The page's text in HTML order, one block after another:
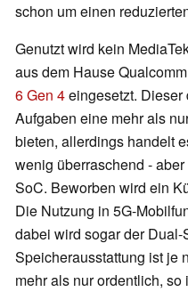
schon um einen
Genutzt wird kein
aus dem Hause
6 Gen 4eingesetzt.
Aufgaben eine mehr als
bieten, allerdings handelt
wenig überraschend -
SoC. Beworben wird ein
Die Nutzung in 5G-
dabei wird sogar der
Speicherausstattung ist je
mehr als nur ordentlich,